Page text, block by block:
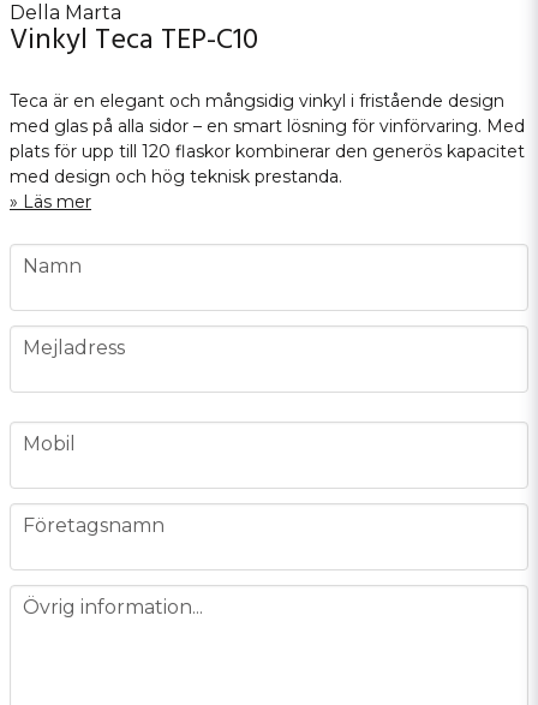
Della Marta
Vinkyl Teca TEP-C10
Teca är en elegant och mångsidig vinkyl i fristående design
med glas på alla sidor – en smart lösning för vinförvaring. Med
plats för upp till 120 flaskor kombinerar den generös kapacitet
med design och hög teknisk prestanda.
Läs mer
name
Namn
email
Mejladress
phone
Mobil
company
Företagsnamn
message
Övrig information...